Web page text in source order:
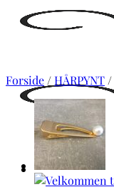
Forside /HÅRPYNT /